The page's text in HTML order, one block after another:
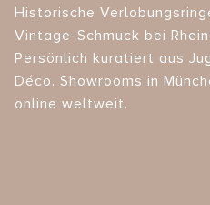
Historische
Vintage-Schmuck bei
Persönlich kuratiert aus
Déco. Showrooms in
online weltweit.